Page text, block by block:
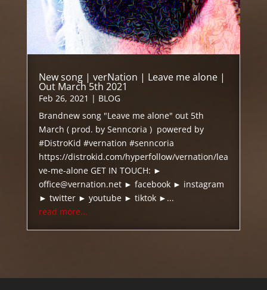
New song | verNation | Leave me alone |
Out March 5th 2021
Feb 26, 2021 | BLOG
Brandnew song "Leave me alone" out 5th
March ( prod. by Senncoria ) powered by
#DistroKid #vernation #senncoria
https://distrokid.com/hyperfollow/vernation/lea
ve-me-alone GET IN TOUCH: ►
office@vernation.net ► facebook ► instagram
► twitter ► youtube ► tiktok ►...
read more...